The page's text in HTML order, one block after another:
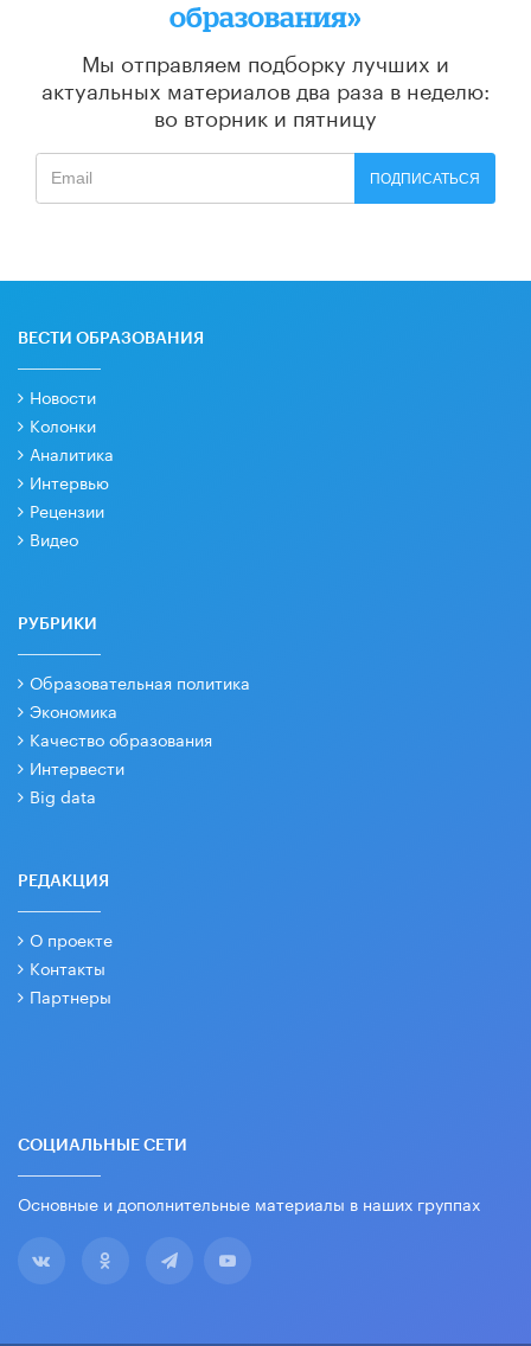
образования»
Мы отправляем подборку лучших и
актуальных материалов два раза в неделю:
во вторник и пятницу
ПОДПИСАТЬСЯ
ВЕСТИ ОБРАЗОВАНИЯ
Новости
Колонки
Аналитика
Интервью
Рецензии
Видео
РУБРИКИ
Образовательная политика
Экономика
Качество образования
Интервести
Big data
РЕДАКЦИЯ
О проекте
Контакты
Партнеры
СОЦИАЛЬНЫЕ СЕТИ
Основные и дополнительные материалы в наших группах